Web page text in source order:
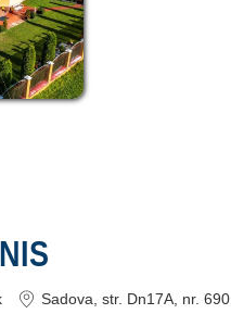
Sadova , str. Dn17A, nr. 690